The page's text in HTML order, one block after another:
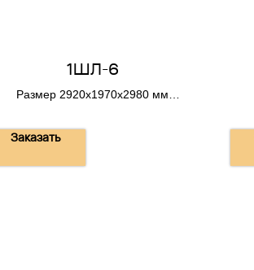
1ШЛ-6
Размер 2920х1970х2980 мм
Заказать